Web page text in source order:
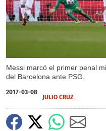
Messi marcó el primer penal
del Barcelona ante PSG.
2017-03-08
JULIO CRUZ